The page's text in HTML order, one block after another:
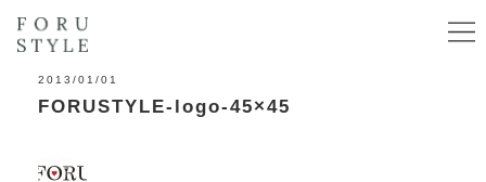
2013/01/01
FORUSTYLE-logo-45×45